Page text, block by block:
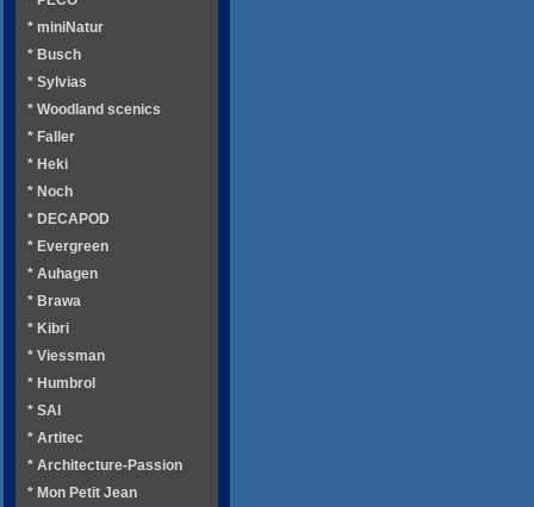
* miniNatur
* Busch
* Sylvias
* Woodland scenics
* Faller
* Heki
* Noch
* DECAPOD
* Evergreen
* Auhagen
* Brawa
* Kibri
* Viessman
* Humbrol
* SAI
* Artitec
* Architecture-Passion
* Mon Petit Jean